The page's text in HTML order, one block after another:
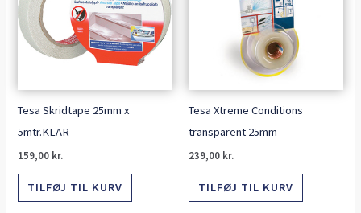
Tesa Skridtape 25mm x
5mtr.KLAR
159,00 kr.
TILFØJ TIL KURV
Tesa Xtreme Conditions
transparent 25mm
239,00 kr.
TILFØJ TIL KURV